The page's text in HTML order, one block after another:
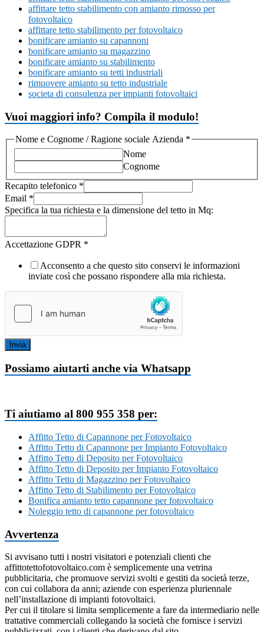
affittare tetto stabilimento con amianto rimosso per
fotovoltaico
affittare tetto stabilimento per fotovoltaico
bonificare amianto su capannoni
bonificare amianto su magazzino
bonificare amianto su stabilimento
bonificare amianto su tetti industriali
rimuovere amianto su tetto industriale
societa di consulenza per impianti fotovoltaici
Vuoi maggiori info? Compila il modulo!
Nome e Cognome / Ragione sociale Azienda *
Nome
Cognome
Recapito telefonico *
Email *
Specifica la tua richiesta e la dimensione del tetto in Mq:
Accettazione GDPR *
Acconsento a che questo sito conservi le informazioni
inviate così che possano rispondere alla mia richiesta.
Invia
Possiamo aiutarti anche via Whatsapp
Ti aiutiamo al 800 955 358 per:
Affitto Tetto di Capannone per Fotovoltaico
Affitto Tetto di Capannone per Impianto Fotovoltaico
Affitto Tetto di Deposito per Fotovoltaico
Affitto Tetto di Deposito per Impianto Fotovoltaico
Affitto Tetto di Magazzino per Fotovoltaico
Affitto Tetto di Stabilimento per Fotovoltaico
Bonifica amianto tetto capannone per fotovoltaico
Noleggio tetto di capannone per fotovoltaico
Avvertenza
Si avvisano tutti i nostri visitatori e potenziali clienti che
affittotettofotovoltaico.com è semplicemente una vetrina
pubblicitaria, che promuove servizi svolti e gestiti da società terze,
con cui collabora da anni; aziende con esperienza pluriennale
nell’installazione di impianti fotovoltaici.
Per cui il titolare si limita semplicemente a fare da intermediario nelle
trattative commerciali collegando la società che fornisce i servizi